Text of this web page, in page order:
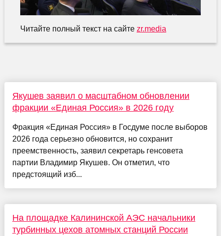
Читайте полный текст на сайте zr.media
Якушев заявил о масштабном обновлении
фракции «Единая Россия» в 2026 году
Фракция «Единая Россия» в Госдуме после выборов
2026 года серьезно обновится, но сохранит
преемственность, заявил секретарь генсовета
партии Владимир Якушев. Он отметил, что
предстоящий изб...
На площадке Калининской АЭС начальники
турбинных цехов атомных станций России